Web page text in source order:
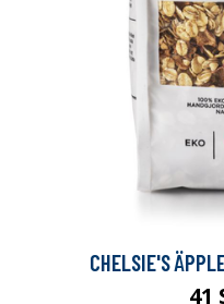
CHELSIE'S
41